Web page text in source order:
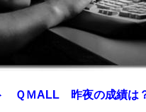
ＱＭALL 昨夜の成績は